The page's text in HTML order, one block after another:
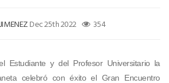
Dec 25th 2022 354
Estudiante y del Profesor Universitario la
celebró con éxito el Gran Encuentro